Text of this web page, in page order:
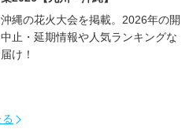
縄の花火大会を掲載。2026年の開
止・延期情報や人気ランキングな
け！